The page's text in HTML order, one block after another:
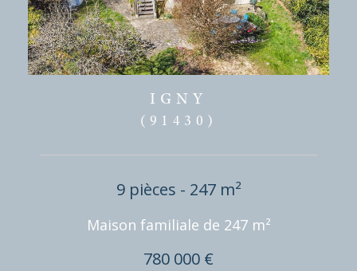
IGNY
(91430)
9 pièces - 247 m²
Maison familiale de 247 m²
780 000 €